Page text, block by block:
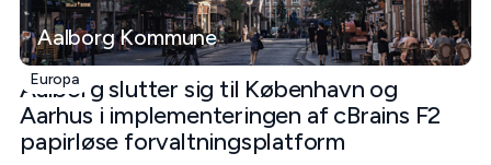
Aalborg Kommune
Europa
Aalborg slutter sig til København og
Aarhus i implementeringen af cBrains F2
papirløse forvaltningsplatform